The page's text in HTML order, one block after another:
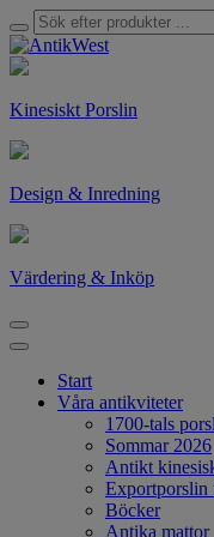
Kinesiskt Porslin
Design & Inredning
Värdering & Inköp
Start
Våra antikviteter
1700-tals
Sommar 2026
Antikt
Exportporslin
Böcker
Antika mattor